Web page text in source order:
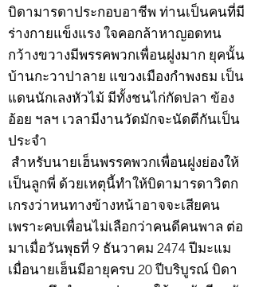
บิดามารดาประกอบอาชีพ ท่านเป็นคนที่มี
ร่างกายแข็งแรง ใจคอกล้าหาญอดทน
กว้างขวางมีพรรคพวกเพื่อนฝูงมาก ยุคนั้น
บ้านกะวาปาลาย แขวงเมืองกำพงธม เป็น
แดนนักเลงหัวไม้ มีทั้งชนไก่กัดปลา ข้อง
อ้อย ฯลฯ เวลามีงานวัดมักจะนัดตีกันเป็น
ประจำ
สำหรับนายเฮ็นพรรคพวกเพื่อนฝูงย่องให้
เป็นลูกพี่ ด้วยเหตุนี้ทำให้บิดามารดาวิตก
เกรงว่าหนทางข้างหน้าอาจจะเสียคน
เพราะคบเพื่อนไม่เลือกว่าคนดีคนพาล ต่อ
มาเมื่อวันพุธที่ 9 ธันวาคม 2474 ปีมะแม
เมื่อนายเฮ็นมีอายุครบ 20 ปีบริบูรณ์ บิดา